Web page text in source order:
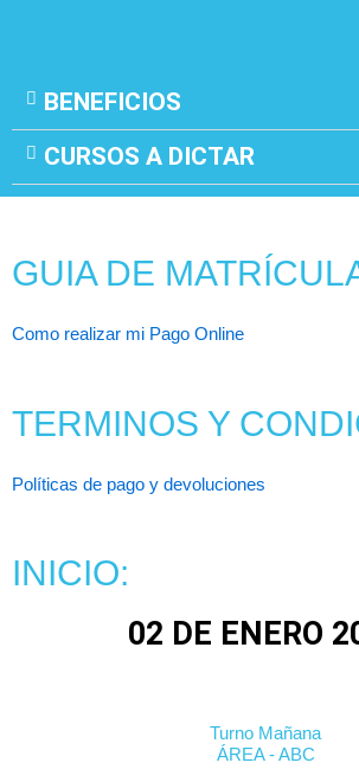
BENEFICIOS
CURSOS A DICTAR
GUIA DE
Como realizar mi Pago Online
TERMINOS Y
Políticas de pago y devoluciones
INICIO:
02 DE ENERO
Turno Mañana
ÁREA - ABC